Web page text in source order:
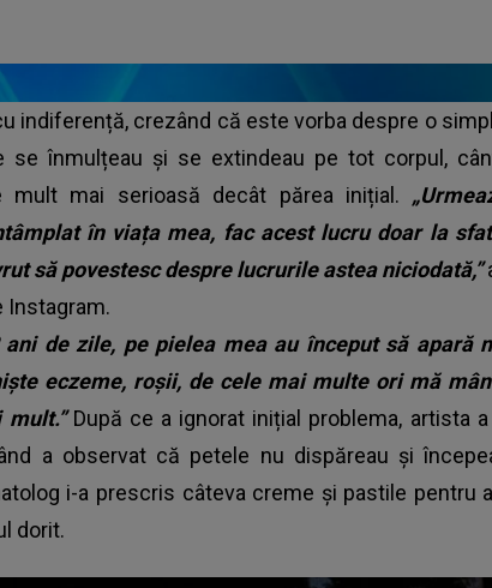
indiferență, crezând că este vorba despre o
se înmulțeau și se extindeau pe tot corpul,
mult mai serioasă decât părea inițial.
în viața mea, fac acest lucru doar la
să povestesc despre lucrurile astea niciodată,”
Instagram.
de zile, pe pielea mea au început să apară
eczeme, roșii, de cele mai multe ori mă
mult.”După ce a ignorat inițial problema, artista
a observat că petele nu dispăreau și
i-a prescris câteva creme și pastile pentru
dorit.